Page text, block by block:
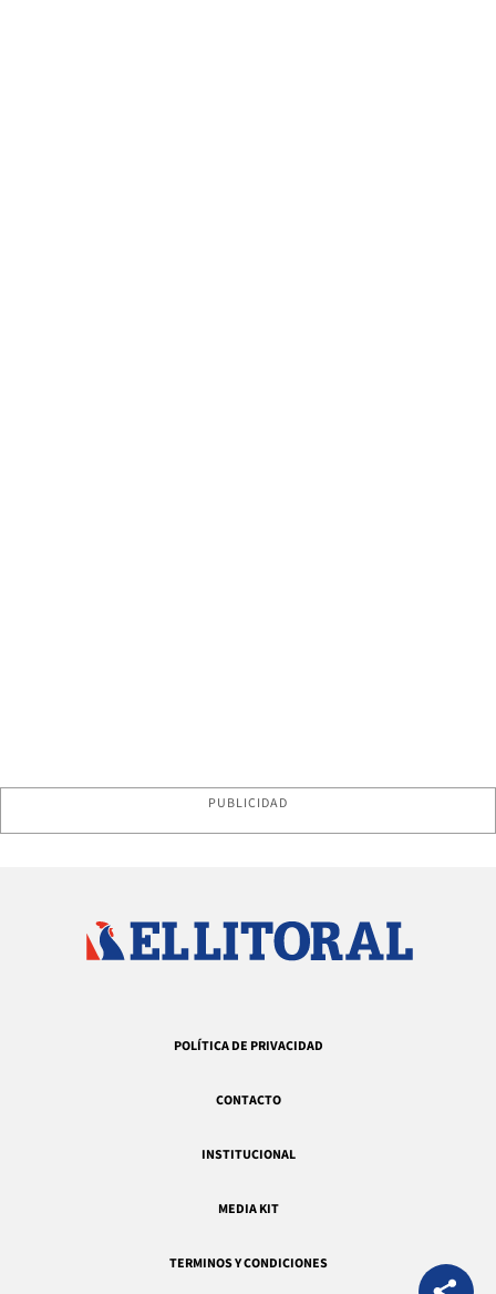
PUBLICIDAD
POLÍTICA DE PRIVACIDAD
CONTACTO
INSTITUCIONAL
MEDIA KIT
TERMINOS Y CONDICIONES